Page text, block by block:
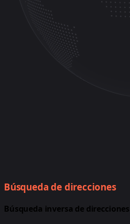
Búsqueda de direcciones
Búsqueda inversa de direcciones